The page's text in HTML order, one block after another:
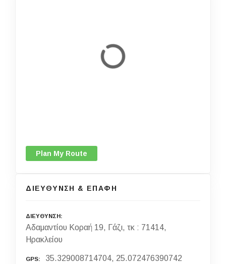
Plan My Route
ΔΙΕΥΘΥΝΣΗ & ΕΠΑΦΗ
ΔΙΕΥΘΥΝΣΗ
Αδαμαντίου Κοραή 19, Γάζι, τκ : 71414,
Ηρακλείου
GPS 35.329008714704, 25.072476390742